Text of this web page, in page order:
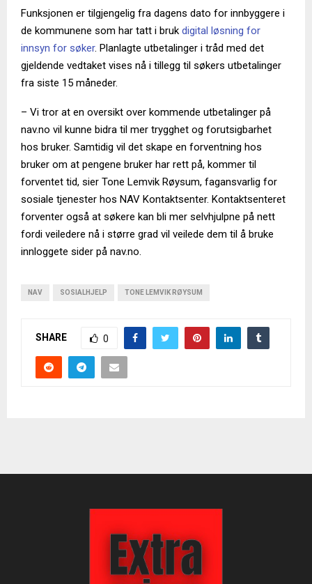
Funksjonen er tilgjengelig fra dagens dato for innbyggere i
de kommunene som har tatt i bruk digital løsning for
innsyn for søker. Planlagte utbetalinger i tråd med det
gjeldende vedtaket vises nå i tillegg til søkers utbetalinger
fra siste 15 måneder.
– Vi tror at en oversikt over kommende utbetalinger på
nav.no vil kunne bidra til mer trygghet og forutsigbarhet
hos bruker. Samtidig vil det skape en forventning hos
bruker om at pengene bruker har rett på, kommer til
forventet tid, sier Tone Lemvik Røysum, fagansvarlig for
sosiale tjenester hos NAV Kontaktsenter. Kontaktsenteret
forventer også at søkere kan bli mer selvhjulpne på nett
fordi veiledere nå i større grad vil veilede dem til å bruke
innloggete sider på nav.no.
NAV SOSIALHJELP TONE LEMVIK RØYSUM
SHARE 0